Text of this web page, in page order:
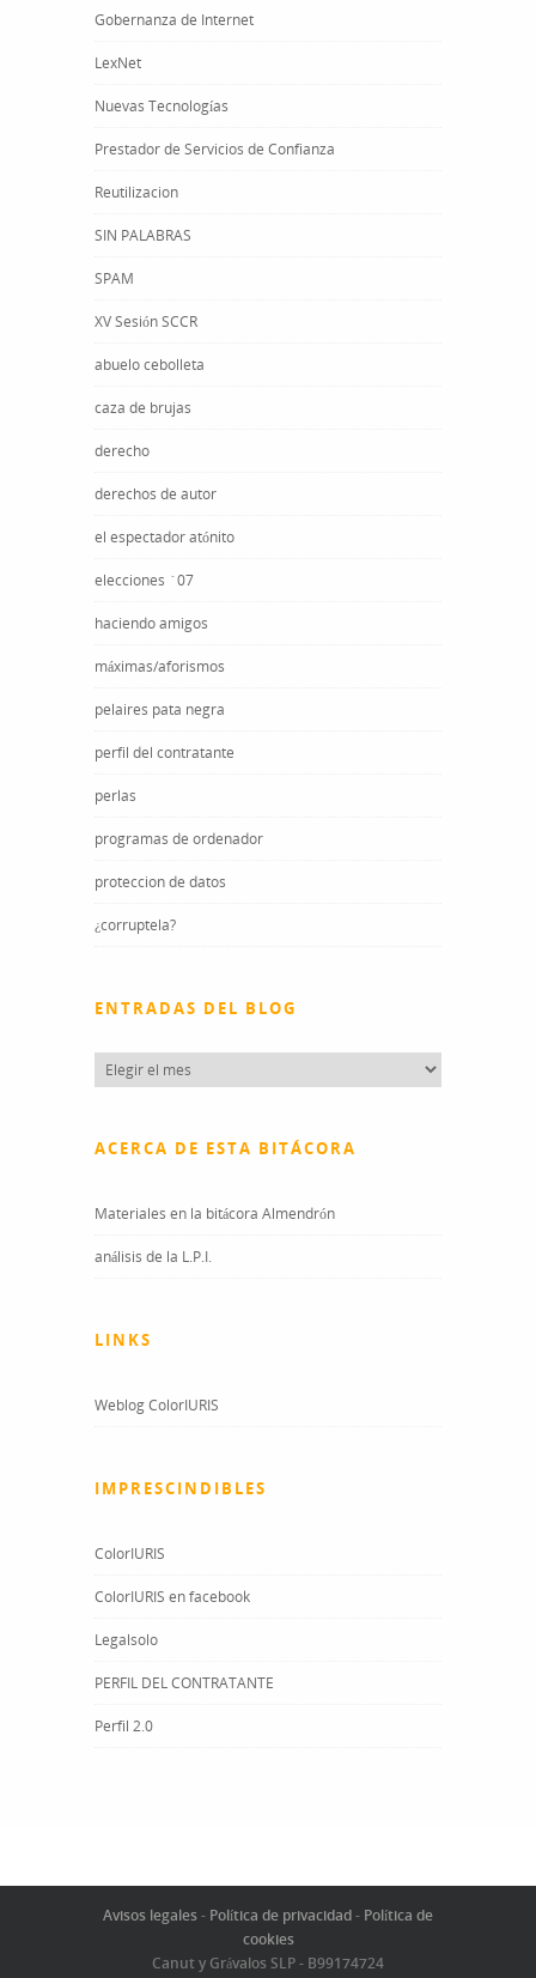
Gobernanza de Internet
LexNet
Nuevas Tecnologías
Prestador de Servicios de Confianza
Reutilizacion
SIN PALABRAS
SPAM
XV Sesión SCCR
abuelo cebolleta
caza de brujas
derecho
derechos de autor
el espectador atónito
elecciones ´07
haciendo amigos
máximas/aforismos
pelaires pata negra
perfil del contratante
perlas
programas de ordenador
proteccion de datos
¿corruptela?
ENTRADAS DEL BLOG
Entradas
del
ACERCA DE ESTA BITÁCORA
Materiales en la bitácora Almendrón
análisis de la L.P.I.
LINKS
Weblog ColorIURIS
IMPRESCINDIBLES
ColorIURIS
ColorIURIS en facebook
Legalsolo
PERFIL DEL CONTRATANTE
Perfil 2.0
Avisos legales- Política de privacidad- Política de
cookies
Canut y Grávalos SLP - B99174724